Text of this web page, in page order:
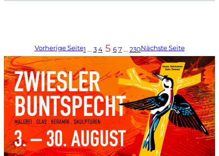
Vorherige Seite1 … 3 4 5 6 7 … 230Nächste Seite